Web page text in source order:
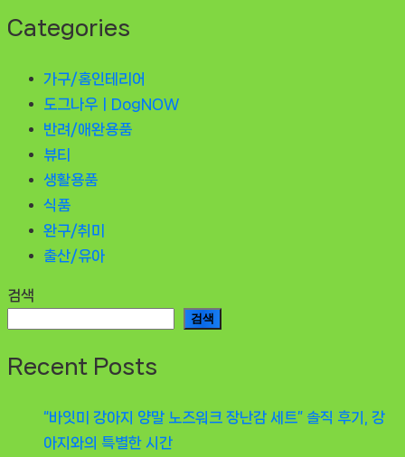
Categories
가구/홈인테리어
도그나우ㅣDogNOW
반려/애완용품
뷰티
생활용품
식품
완구/취미
출산/유아
검색
검색
Recent Posts
“바잇미 강아지 양말 노즈워크 장난감 세트” 솔직 후기, 강
아지와의 특별한 시간